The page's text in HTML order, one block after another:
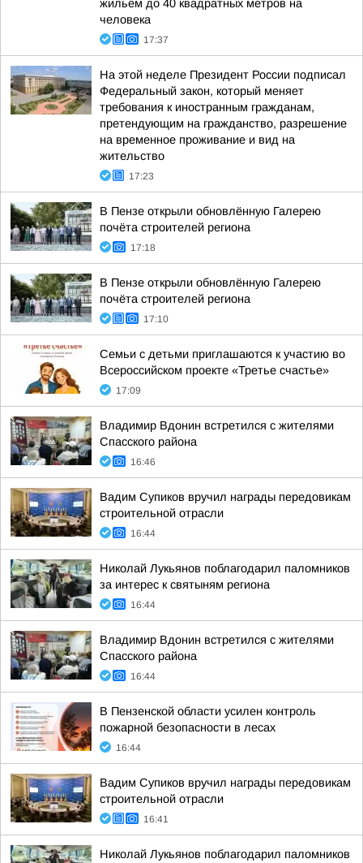
жильем до 40 квадратных метров на
человека
17:37
На этой неделе Президент России подписал
Федеральный закон, который меняет
требования к иностранным гражданам,
претендующим на гражданство, разрешение
на временное проживание и вид на
жительство
17:23
В Пензе открыли обновлённую Галерею
почёта строителей региона
17:18
В Пензе открыли обновлённую Галерею
почёта строителей региона
17:10
Семьи с детьми приглашаются к участию во
Всероссийском проекте «Третье счастье»
17:09
Владимир Вдонин встретился с жителями
Спасского района
16:46
Вадим Супиков вручил награды передовикам
строительной отрасли
16:44
Николай Лукьянов поблагодарил паломников
за интерес к святыням региона
16:44
Владимир Вдонин встретился с жителями
Спасского района
16:44
В Пензенской области усилен контроль
пожарной безопасности в лесах
16:44
Вадим Супиков вручил награды передовикам
строительной отрасли
16:41
Николай Лукьянов поблагодарил паломников